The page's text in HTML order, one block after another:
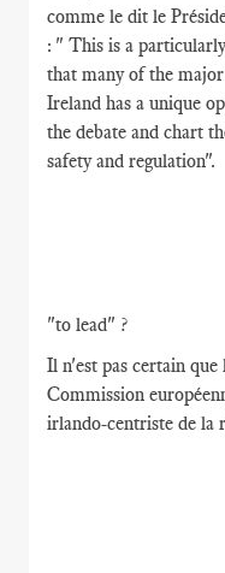
comme le dit le
: " This is a
that many of the
Ireland has a unique
the debate and chart
safety and regulation".
"to lead" ?
Il n'est pas certain
Commission
irlando-centriste de la